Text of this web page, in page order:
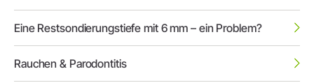
Eine Restsondierungstiefe mit 6 mm – ein Problem?
Rauchen & Parodontitis